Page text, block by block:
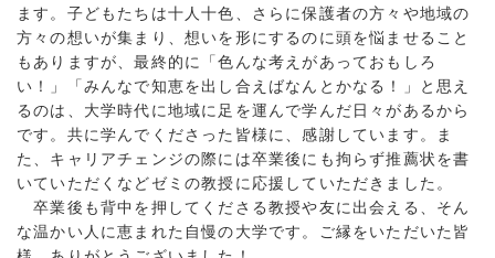
ます。子どもたちは十人十色、さらに保護者の方々や地域の
方々の想いが集まり、想いを形にするのに頭を悩ませること
もありますが、最終的に「色んな考えがあっておもしろ
い！」「みんなで知恵を出し合えばなんとかなる！」と思え
るのは、大学時代に地域に足を運んで学んだ日々があるから
です。共に学んでくださった皆様に、感謝しています。ま
た、キャリアチェンジの際には卒業後にも拘らず推薦状を書
いていただくなどゼミの教授に応援していただきました。
卒業後も背中を押してくださる教授や友に出会える、そん
な温かい人に恵まれた自慢の大学です。ご縁をいただいた皆